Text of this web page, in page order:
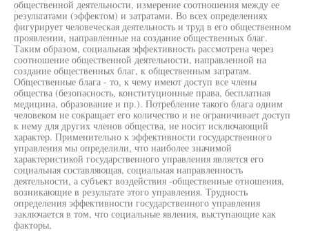
общественной деятельности, измерение соотношения между ее
результатами (эффектом) и затратами. Во всех определениях
фигурирует человеческая деятельность и труд в его общественном
проявлении, направленные на создание общественных благ.
Таким образом, социальная эффективность рассмотрена через
соотношение общественной деятельности, направленной на
создание общественных благ, к общественным затратам.
Общественные блага - то, к чему имеют доступ все члены
общества (безопасность, конституционные права, бесплатная
медицина, образование и пр.). Потребление такого блага одним
человеком не сокращает его количество и не ограничивает доступ
к нему для других членов общества, не носит исключающий
характер. Применительно к эффективности государственного
управления мы определили, что наиболее значимой
характеристикой государственного управления является его
социальная составляющая, социальная направленность
деятельности, а субъект воздействия -общественные отношения,
возникающие в результате этого управления. Трудность
определения эффективности государственного управления
заключается в том, что социальные явления, выступающие как
факторы,